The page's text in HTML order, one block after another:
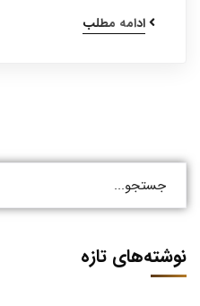
ادامه مطلب
نوشته‌های تازه